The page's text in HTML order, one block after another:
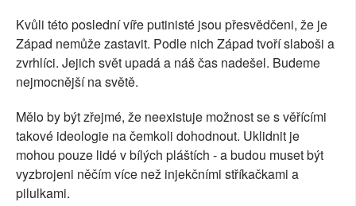
Kvůli této poslední víře putinisté jsou přesvědčeni, že je
Západ nemůže zastavit. Podle nich Západ tvoří slaboši a
zvrhlíci. Jejich svět upadá a náš čas nadešel. Budeme
nejmocnější na světě.
Mělo by být zřejmé, že neexistuje možnost se s věřícími
takové ideologie na čemkoli dohodnout. Uklidnit je
mohou pouze lidé v bílých pláštích - a budou muset být
vyzbrojeni něčím více než injekčními stříkačkami a
pilulkami.